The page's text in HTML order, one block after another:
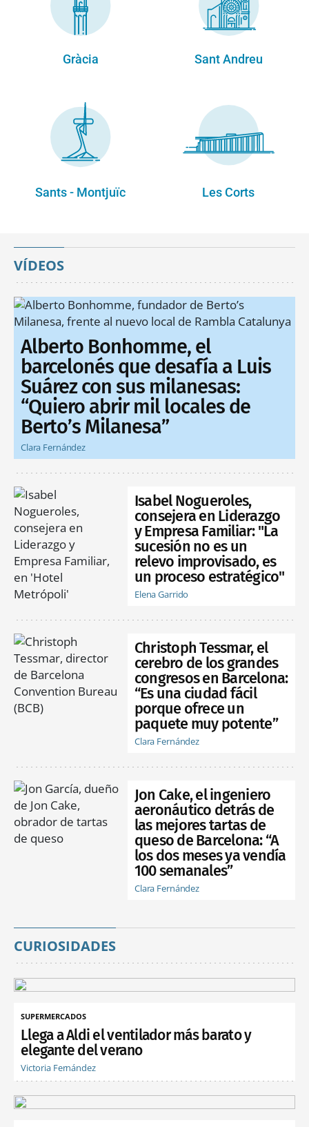
Gràcia Sant Andreu
Sants - Montjuïc Les Corts
VÍDEOS
Alberto Bonhomme, el
barcelonés que desafía a Luis
Suárez con sus milanesas:
“Quiero abrir mil locales de
Berto’s Milanesa”
Clara Fernández
Isabel Nogueroles,
consejera en Liderazgo
y Empresa Familiar: "La
sucesión no es un
relevo improvisado, es
un proceso estratégico"
Elena Garrido
Christoph Tessmar, el
cerebro de los grandes
congresos en Barcelona:
“Es una ciudad fácil
porque ofrece un
paquete muy potente”
Clara Fernández
Jon Cake, el ingeniero
aeronáutico detrás de
las mejores tartas de
queso de Barcelona: “A
los dos meses ya vendía
100 semanales”
Clara Fernández
CURIOSIDADES
SUPERMERCADOS
Llega a Aldi el ventilador más barato y
elegante del verano
Victoria Fernández